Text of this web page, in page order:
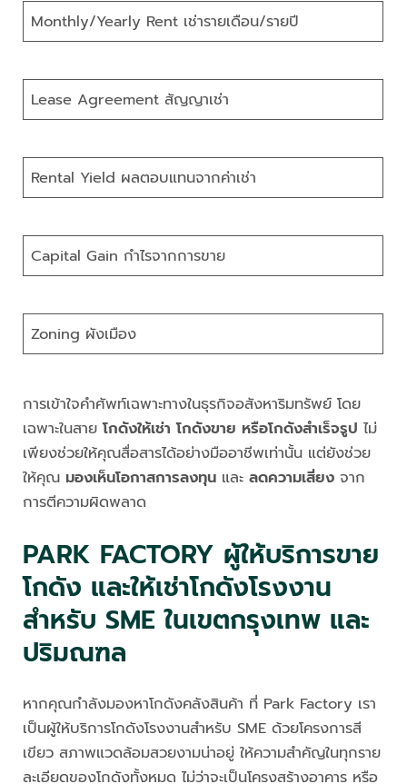
Monthly/Yearly Rent เช่ารายเดือน/รายปี
Lease Agreement สัญญาเช่า
Rental Yield ผลตอบแทนจากค่าเช่า
Capital Gain กำไรจากการขาย
Zoning ผังเมือง
การเข้าใจคำศัพท์เฉพาะทางในธุรกิจอสังหาริมทรัพย์ โดย
เฉพาะในสายโกดังให้เช่า โกดังขาย หรือโกดังสำเร็จรูป ไม่
เพียงช่วยให้คุณสื่อสารได้อย่างมืออาชีพเท่านั้น แต่ยังช่วย
ให้คุณมองเห็นโอกาสการลงทุน และลดความเสี่ยง จาก
การตีความผิดพลาด
PARK FACTORY ผู้ให้บริการขาย
โกดัง และให้เช่าโกดังโรงงาน
สำหรับ SME ในเขตกรุงเทพ และ
ปริมณฑล
หากคุณกำลังมองหาโกดังคลังสินค้า ที่ Park Factory เรา
เป็นผู้ให้บริการโกดังโรงงานสำหรับ SME ด้วยโครงการสี
เขียว สภาพแวดล้อมสวยงามน่าอยู่ ให้ความสำคัญในทุกราย
ละเอียดของโกดังทั้งหมด ไม่ว่าจะเป็นโครงสร้างอาคาร หรือ